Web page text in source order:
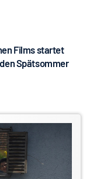
Films startet
Spätsommer